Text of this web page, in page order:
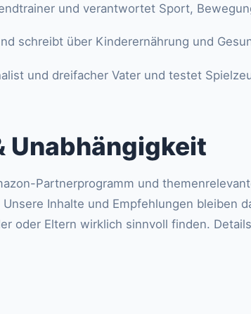
und verantwortet Sport,
schreibt über Kinderernährung und
und dreifacher Vater und testet
Unabhängigkeit
Partnerprogramm und
Inhalte und Empfehlungen bleiben
oder Eltern wirklich sinnvoll finden.